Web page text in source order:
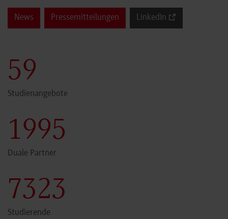
News Pressemitteilungen LinkedIn
60
Studienangebote
2000
Duale Partner
7341
Studierende